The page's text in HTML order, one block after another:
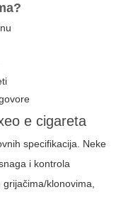
e cigareta
specifikacija. Neke
i kontrola
klonovima,